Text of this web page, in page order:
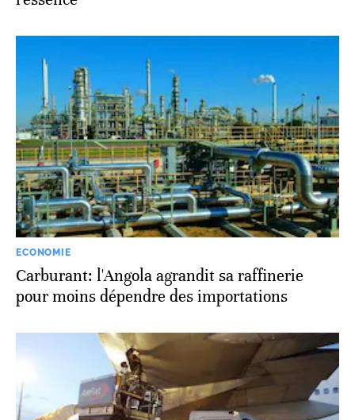
ECONOMIE
Carburant: l'Angola agrandit sa raffinerie
pour moins dépendre des importations